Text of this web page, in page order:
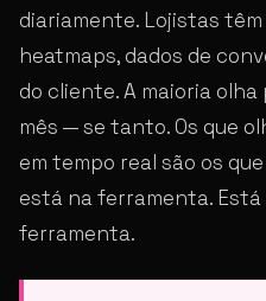
diariamente. Lojistas
heatmaps, dados de
do cliente. A maioria
mês — se tanto. Os que
em tempo real são os
está na ferramenta.
ferramenta.